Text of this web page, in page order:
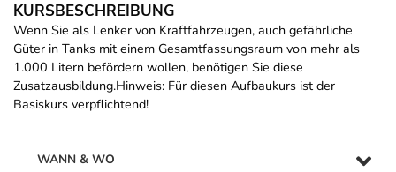
KURSBESCHREIBUNG
Wenn Sie als Lenker von Kraftfahrzeugen, auch gefährliche
Güter in Tanks mit einem Gesamtfassungsraum von mehr als
1.000 Litern befördern wollen, benötigen Sie diese
Zusatzausbildung.Hinweis: Für diesen Aufbaukurs ist der
Basiskurs verpflichtend!
WANN & WO